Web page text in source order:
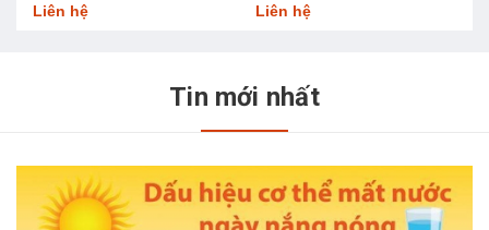
3668
Liên hệ
Liên hệ
Tin mới nhất